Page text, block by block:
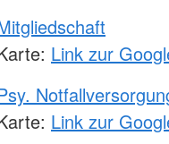
Link zur
Link zur